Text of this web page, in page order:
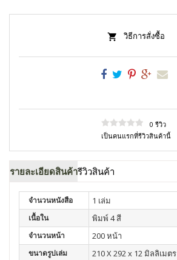
วิธีการสั่งซื้อ
0 รีวิว
เป็นคนแรกที่รีวิวสินค้านี้
รายละเอียดสินค้ารีวิวสินค้า
จำนวนหนังสือ 1 เล่ม
เนื้อใน พิมพ์ 4 สี
จำนวนหน้า 200 หน้า
ขนาดรูปเล่ม 210 X 292 x 12 มิลลิเมตร